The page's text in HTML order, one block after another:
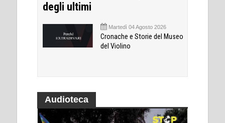
degli ultimi
Martedì 04 Agosto 2026
Cronache e Storie del Museo
del Violino
Audioteca